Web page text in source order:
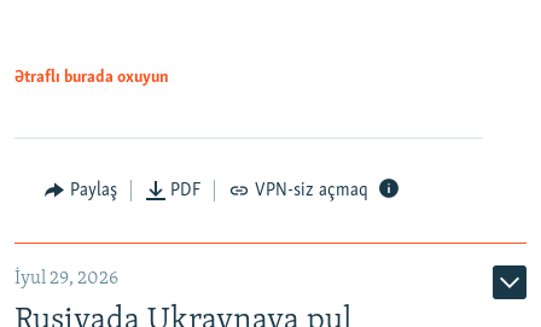
Ətraflı burada oxuyun
Paylaş PDF VPN-siz açmaq
İyul 29, 2026